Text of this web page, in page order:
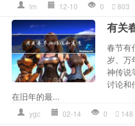
lm 12-10 0 803
有关
春节有
岁、万
神传说
讨论和
在旧年的最...
ygc 02-14 0 148